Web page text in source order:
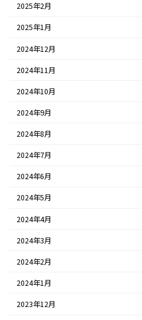
2025年2月
2025年1月
2024年12月
2024年11月
2024年10月
2024年9月
2024年8月
2024年7月
2024年6月
2024年5月
2024年4月
2024年3月
2024年2月
2024年1月
2023年12月